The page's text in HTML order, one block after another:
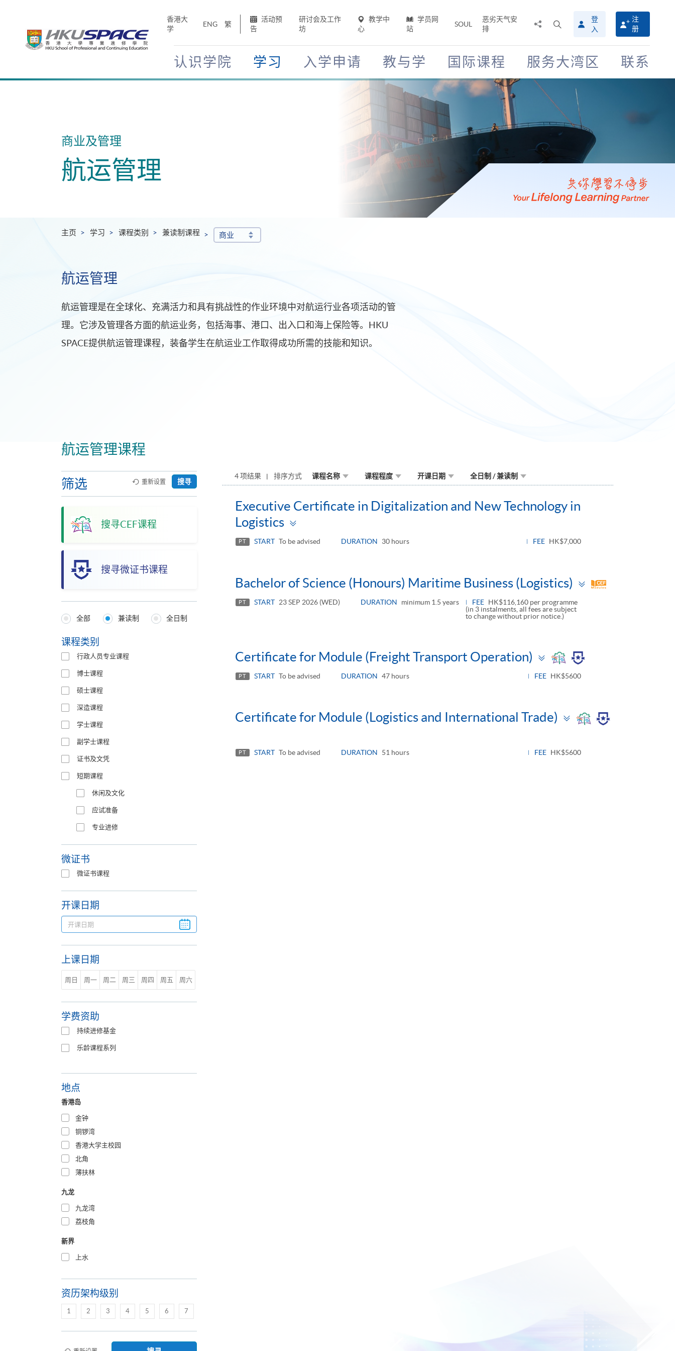
香港大
学
ENG 繁
活动预
告
研讨会及工作
坊
教学中
心
学员网
站
SOUL
恶劣天气安
排
搜
寻
介
面
登
入
注
册
认识学院 学习 入学申请 教与学 国际课程 服务大湾区 联系
Main
商业及管理
航运管理
主页 学习 课程类别 兼读制课程 商业
航运管理
航运管理是在全球化、充满活力和具有挑战性的作业环境中对航运行业各项活动的管
理。它涉及管理各方面的航运业务，包括海事、港口、出入口和海上保险等。HKU
SPACE提供航运管理课程，装备学生在航运业工作取得成功所需的技能和知识。
航运管理课程
筛选
搜寻CEF课程
搜寻微证书课程
重新设置 搜寻
Programmes
Type
全部 兼读制 全日制
课程类别
行政人员专业课程
博士课程
硕士课程
深造课程
学士课程
副学士课程
证书及文凭
短期课程
休闲及文化
应试准备
专业进修
微证书
微证书课程
开课日期
上课日期
周日 周一 周二 周三 周四 周五 周六
学费资助
持续进修基金
乐龄课程系列
地点
香港岛
金钟
铜锣湾
香港大学主校园
北角
薄扶林
九龙
九龙湾
荔枝角
新界
上水
资历架构级别
1 2 3 4 5 6 7
4 项结果 排序方式 课程名称 课程程度 开课日期 全日制 / 兼读制
Executive Certificate in Digitalization and New Technology in
Logistics
panel
PT START To be advised DURATION 30 hours FEE HK$7,000
Bachelor of Science (Honours) Maritime Business (Logistics)
Toggle
PT START 23 SEP 2026 (WED) DURATION minimum 1.5 years FEE HK$116,160 per programme
(in 3 instalments, all fees are subject
to change without prior notice.)
Certificate for Module (Freight Transport Operation)
Toggle
panel
PT START To be advised DURATION 47 hours FEE HK$5600
Certificate for Module (Logistics and International Trade)
Toggle
PT START To be advised DURATION 51 hours FEE HK$5600